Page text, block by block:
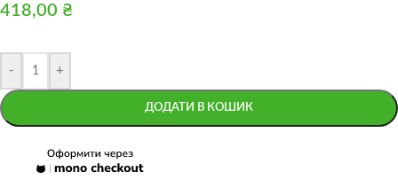
418,00 ₴
- +
ДОДАТИ В КОШИК